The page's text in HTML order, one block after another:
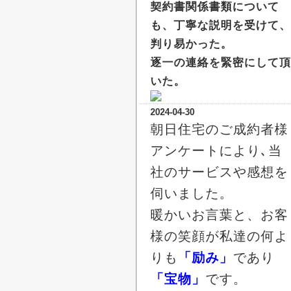
契約書関係書類について
も、丁寧な説明を受けて、
判り易かった。
逐一の連絡を緊密にして頂
いた。
2024-04-30
朝日住宅のご成約者様
アンケートにより､当
社のサービスや感想を
伺いました。
暖かいお言葉と、お客
様の笑顔が私達の何よ
りも
「励み」 であり
「宝物」 です。